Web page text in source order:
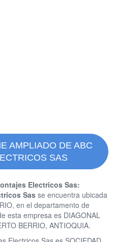
AMPLIADO DE ABC
SAS
Electricos Sas:
Sas se encuentra ubicada
en el departamento de
esta empresa es DIAGONAL
BERRIO, ANTIOQUIA.